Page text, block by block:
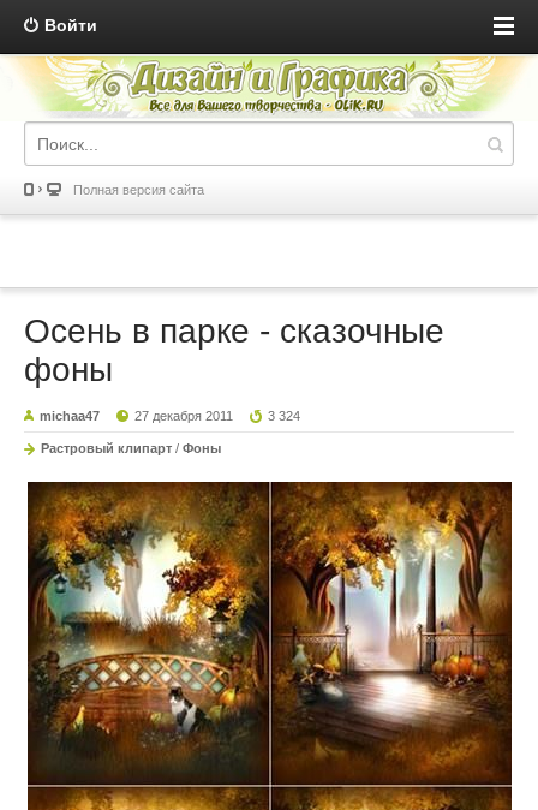
Войти
Полная версия сайта
Осень в парке - сказочные
фоны
michaa47 27 декабря 2011 3 324
Растровый клипарт / Фоны